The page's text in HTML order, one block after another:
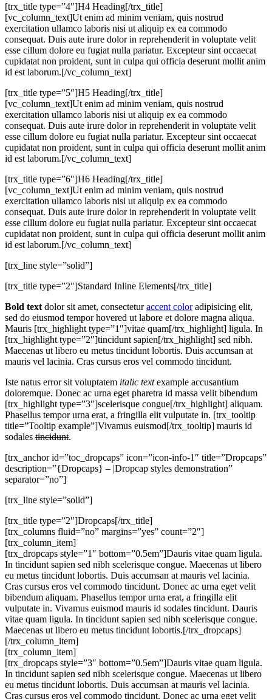
[trx_title type=”4″]H4 Heading[/trx_title]
[vc_column_text]Ut enim ad minim veniam, quis nostrud
exercitation ullamco laboris nisi ut aliquip ex ea commodo
consequat. Duis aute irure dolor in reprehenderit in voluptate velit
esse cillum dolore eu fugiat nulla pariatur. Excepteur sint occaecat
cupidatat non proident, sunt in culpa qui officia deserunt mollit anim
id est laborum.[/vc_column_text]
[trx_title type=”5″]H5 Heading[/trx_title]
[vc_column_text]Ut enim ad minim veniam, quis nostrud
exercitation ullamco laboris nisi ut aliquip ex ea commodo
consequat. Duis aute irure dolor in reprehenderit in voluptate velit
esse cillum dolore eu fugiat nulla pariatur. Excepteur sint occaecat
cupidatat non proident, sunt in culpa qui officia deserunt mollit anim
id est laborum.[/vc_column_text]
[trx_title type=”6″]H6 Heading[/trx_title]
[vc_column_text]Ut enim ad minim veniam, quis nostrud
exercitation ullamco laboris nisi ut aliquip ex ea commodo
consequat. Duis aute irure dolor in reprehenderit in voluptate velit
esse cillum dolore eu fugiat nulla pariatur. Excepteur sint occaecat
cupidatat non proident, sunt in culpa qui officia deserunt mollit anim
id est laborum.[/vc_column_text]
[trx_line style=”solid”]
[trx_title type=”2″]Standard Inline Elements[/trx_title]
Bold text dolor sit amet, consecteturaccent coloradipisicing elit,
sed do eiusmod tempor hovered ut labore et dolore magna aliqua.
Mauris [trx_highlight type=”1″]vitae quam[/trx_highlight] ligula. In
[trx_highlight type=”2″]tincidunt sapien[/trx_highlight] sed nibh.
Maecenas ut libero eu metus tincidunt lobortis. Duis accumsan at
mauris vel lacinia. Cras cursus eros vel commodo tincidunt.
Iste natus error sit voluptatem italic textexample accusantium
doloremque. Donec ac urna eget pharetra id massa velit bibendum
[trx_highlight type=”3″]scelerisque congue[/trx_highlight] aliquam.
Phasellus tempor urna erat, a fringilla elit vulputate in. [trx_tooltip
title=”Tooltip example”]Vivamus euismod[/trx_tooltip] mauris id
sodales tincidunt.
[trx_anchor id=”toc_dropcaps” icon=”icon-info-1″ title=”Dropcaps”
description=”{Dropcaps} – |Dropcap styles demonstration”
separator=”no”]
[trx_line style=”solid”]
[trx_title type=”2″]Dropcaps[/trx_title]
[trx_columns fluid=”no” margins=”yes” count=”2″]
[trx_column_item]
[trx_dropcaps style=”1″ bottom=”0.5em”]Dauris vitae quam ligula.
In tincidunt sapien sed nibh scelerisque congue. Maecenas ut libero
eu metus tincidunt lobortis. Duis accumsan at mauris vel lacinia.
Cras cursus eros vel commodo tincidunt. Donec ac urna eget velit
bibendum aliquam. Phasellus tempor urna erat, a fringilla elit
vulputate in. Vivamus euismod mauris id sodales tincidunt. Dauris
vitae quam ligula. In tincidunt sapien sed nibh scelerisque congue.
Maecenas ut libero eu metus tincidunt lobortis.[/trx_dropcaps]
[/trx_column_item]
[trx_column_item]
[trx_dropcaps style=”3″ bottom=”0.5em”]Dauris vitae quam ligula.
In tincidunt sapien sed nibh scelerisque congue. Maecenas ut libero
eu metus tincidunt lobortis. Duis accumsan at mauris vel lacinia.
Cras cursus eros vel commodo tincidunt. Donec ac urna eget velit